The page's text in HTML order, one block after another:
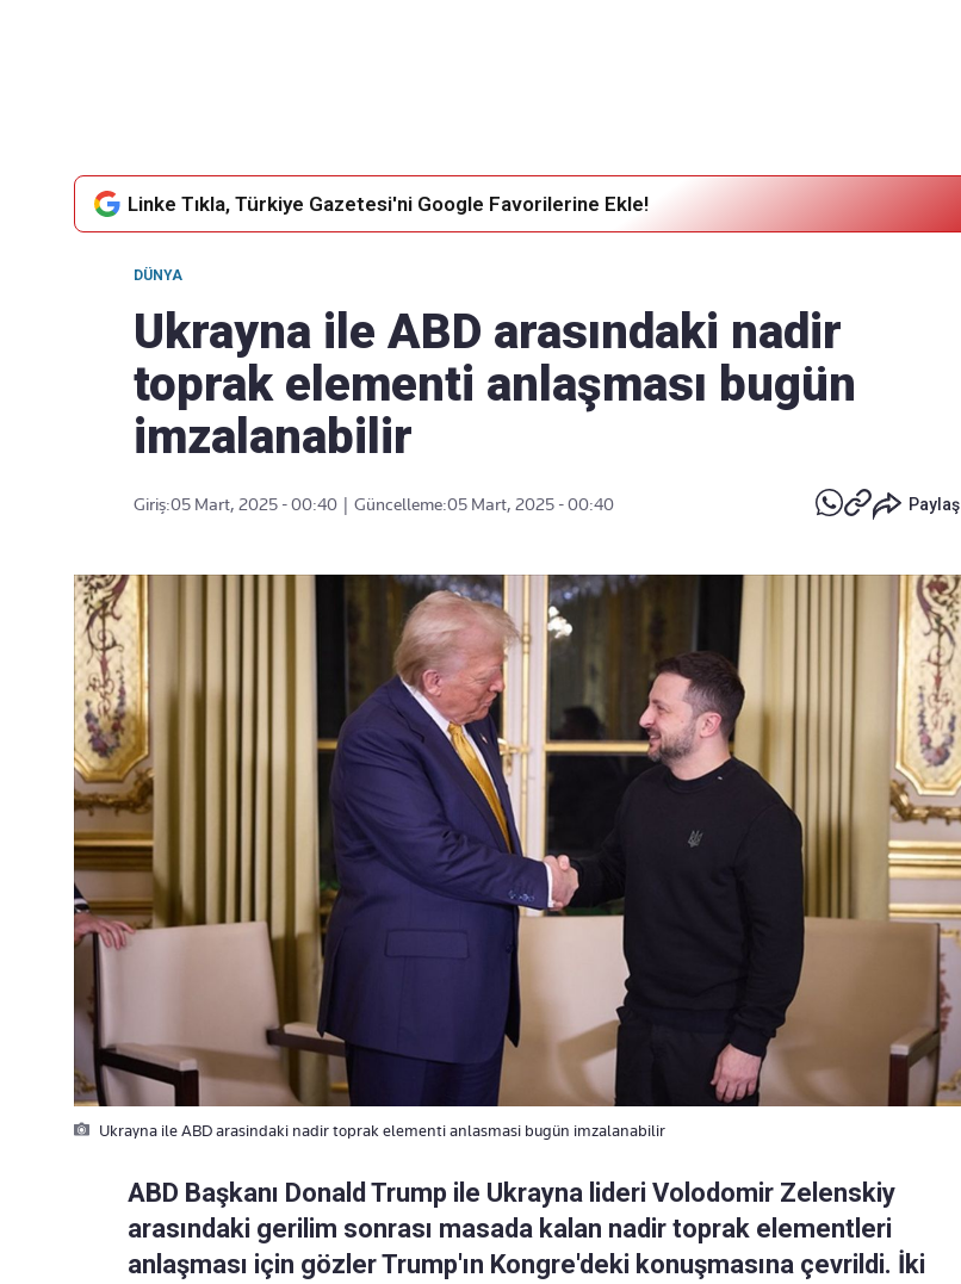
Linke Tıkla, Türkiye Gazetesi'ni Google Favorilerine Ekle!
DÜNYA
Ukrayna ile ABD arasındaki nadir
toprak elementi anlaşması bugün
imzalanabilir
Giriş:05 Mart, 2025 - 00:40 Güncelleme:05 Mart, 2025 - 00:40 Paylaş
Ukrayna ile ABD arasindaki nadir toprak elementi anlasmasi bugün imzalanabilir
ABD Başkanı Donald Trump ile Ukrayna lideri Volodomir Zelenskiy
arasındaki gerilim sonrası masada kalan nadir toprak elementleri
anlaşması için gözler Trump'ın Kongre'deki konuşmasına çevrildi. İki